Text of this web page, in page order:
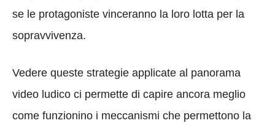
se le protagoniste vinceranno la loro lotta per la
sopravvivenza.
Vedere queste strategie applicate al panorama
video ludico ci permette di capire ancora meglio
come funzionino i meccanismi che permettono la